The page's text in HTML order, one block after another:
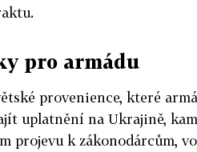
pro armádu
provenience, které
uplatnění na Ukrajině,
projevu k zákonodárcům,